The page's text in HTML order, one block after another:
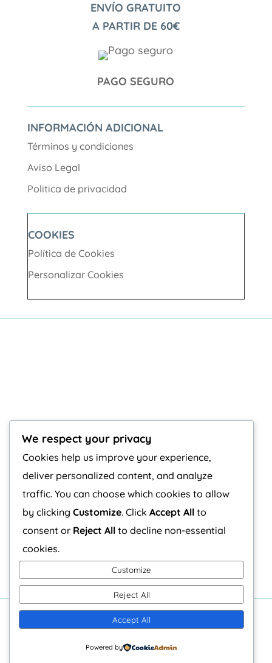
ENVÍO GRATUITO
A PARTIR DE 60€
PAGO SEGURO
INFORMACIÓN ADICIONAL
Términos y condiciones
Aviso Legal
Politica de privacidad
COOKIES
Política de Cookies
Personalizar Cookies
C/Chile 21, Bajo 2 - 26005 Logroño
COPYRIGHT EL DESVÁN ARTESANO
We respect your privacy
Cookies help us improve your experience,
deliver personalized content, and analyze
traffic. You can choose which cookies to allow
by clicking Customize. Click Accept All to
consent or Reject All to decline non-essential
cookies.
Customize
Reject All
Accept All
Powered by